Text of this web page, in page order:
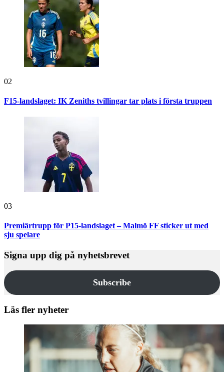
02
F15-landslaget: IK Zeniths tvillingar tar plats i första truppen
03
Premiärtrupp för P15-landslaget – Malmö FF sticker ut med
sju spelare
Signa upp dig på nyhetsbrevet
Subscribe
Läs fler nyheter